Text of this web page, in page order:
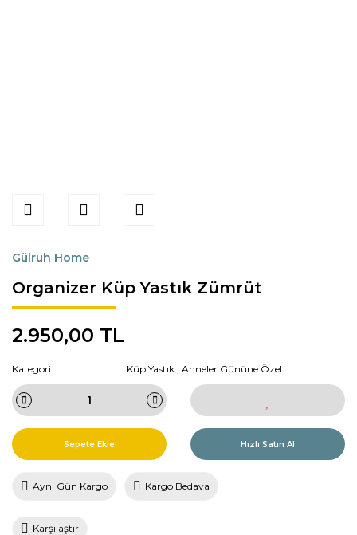
Gülruh Home
Organizer Küp Yastık Zümrüt
2.950,00 TL
Kategori Küp Yastık ,Anneler Gününe Özel
Sepete Ekle Hızlı Satın Al
Aynı Gün Kargo Kargo Bedava
Karşılaştır